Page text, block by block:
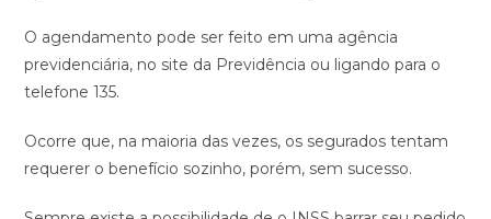
O agendamento pode ser feito em uma agência
previdenciária, no site da Previdência ou ligando para o
telefone 135.
Ocorre que, na maioria das vezes, os segurados tentam
requerer o benefício sozinho, porém, sem sucesso.